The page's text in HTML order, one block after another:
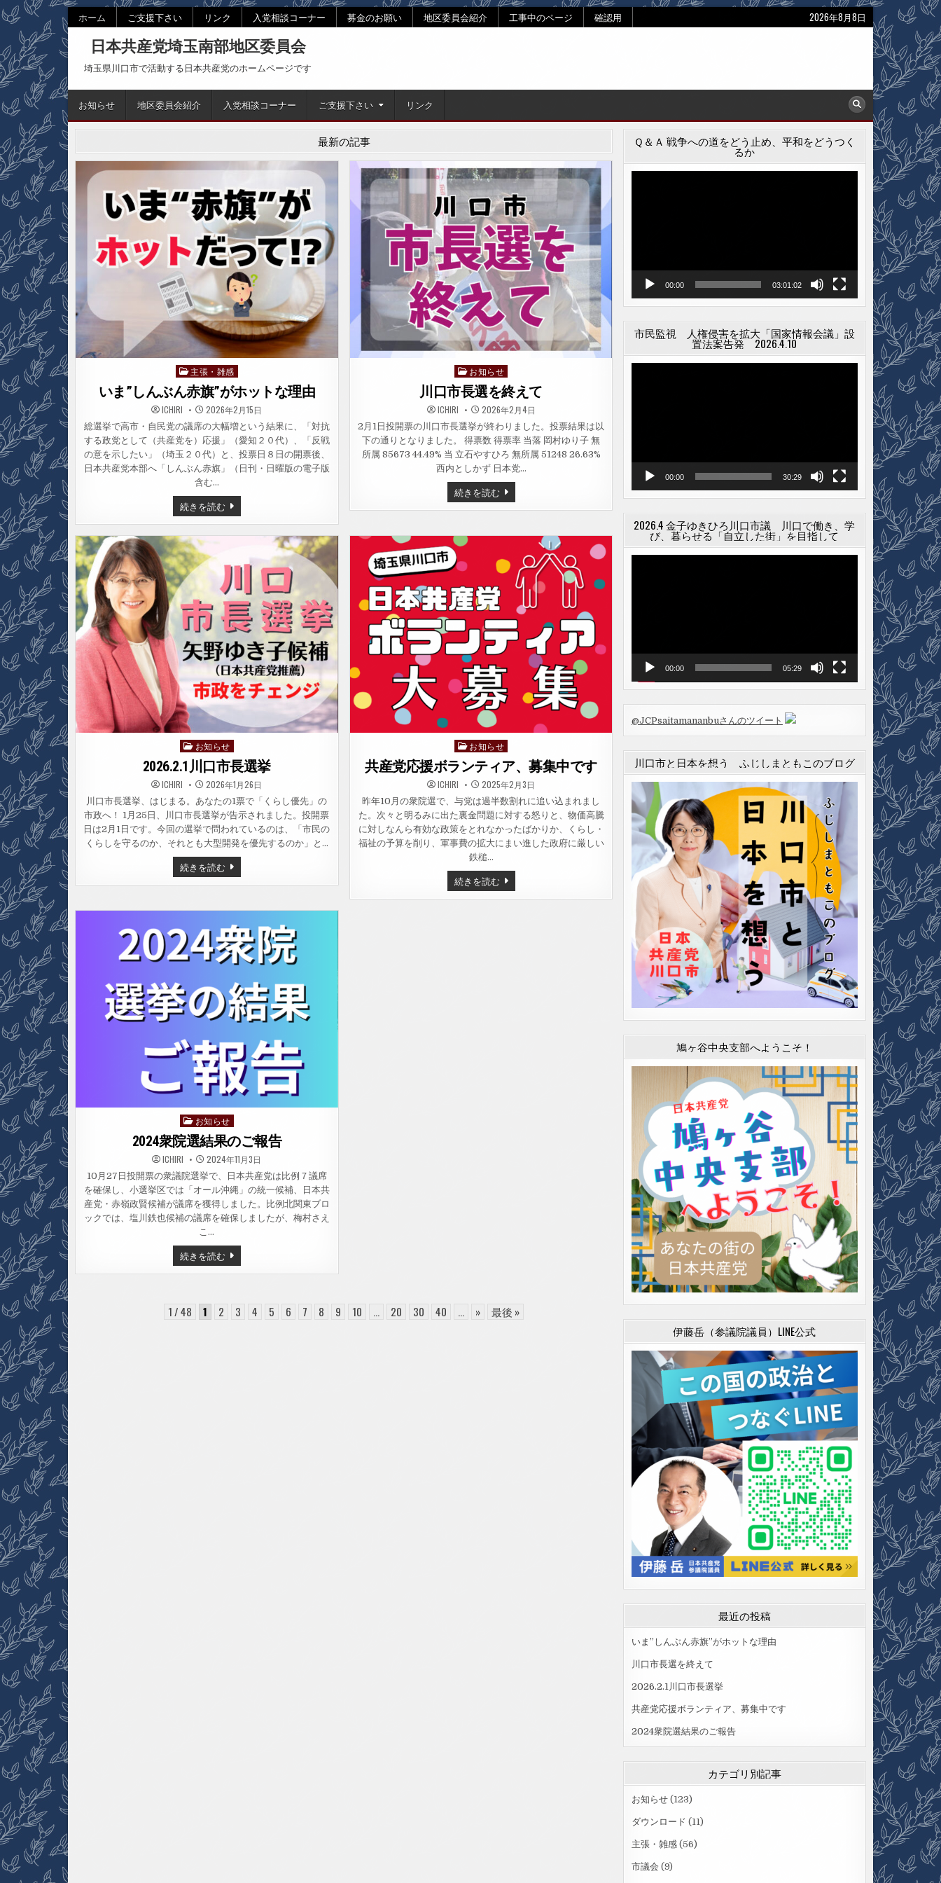
Skip
content
ホーム ご支援下さい リンク 入党相談コーナー 募金のお願い 地区委員会紹介 工事中のページ 確認用 2026年8月8日
日本共産党埼玉南部地区委員会
埼玉県川口市で活動する日本共産党のホームページです
お知らせ 地区委員会紹介 入党相談コーナー ご支援下さい リンク
最新の記事
Posted
in
主張・雑感
いま”しんぶん赤旗”がホットな理由
ICHIRI 2026年2月15日
総選挙で高市・自民党の議席の大幅増という結果に、「対抗
する政党として（共産党を）応援」（愛知２０代）、「反戦
の意を示したい」（埼玉２０代）と、投票日８日の開票後、
日本共産党本部へ「しんぶん赤旗」（日刊・日曜版の電子版
含む…
続きを読むい
ま”し
ん
ぶ
ホ
ッ
ト
な
理
由
Posted
in
お知らせ
川口市長選を終えて
ICHIRI 2026年2月4日
2月1日投開票の川口市長選挙が終わりました。投票結果は以
下の通りとなりました。 得票数 得票率 当落 岡村ゆり子 無
所属 85673 44.49% 当 立石やすひろ 無所属 51248 26.63%
西内としかず 日本党…
続きを読む川
口
市
を
え
て
Posted
in
お知らせ
2026.2.1川口市長選挙
ICHIRI 2026年1月26日
川口市長選挙、はじまる。あなたの1票で「くらし優先」の
市政へ！ 1月25日、川口市長選挙が告示されました。投開票
日は2月1日です。今回の選挙で問われているのは、「市民の
くらしを守るのか、それとも大型開発を優先するのか」と…
続きを読む2026.2.1
川
口
選
Posted
in
お知らせ
共産党応援ボランティア、募集中です
ICHIRI 2025年2月3日
昨年10月の衆院選で、与党は過半数割れに追い込まれまし
た。次々と明るみに出た裏金問題に対する怒りと、物価高騰
に対しなんら有効な政策をとれなかったばかりか、くらし・
福祉の予算を削り、軍事費の拡大にまい進した政府に厳しい
鉄槌…
続きを読む共
産
党
Posted
in
お知らせ
2024衆院選結果のご報告
ICHIRI 2024年11月3日
10月27日投開票の衆議院選挙で、日本共産党は比例７議席
を確保し、小選挙区では「オール沖縄」の統一候補、日本共
産党・赤嶺政賢候補が議席を獲得しました。比例北関東ブロ
ックでは、塩川鉄也候補の議席を確保しましたが、梅村さえ
こ…
続きを読む2024
衆
院
1 / 48 1 2 3 4 5 6 7 8 9 10 ... 20 30 40 ... » 最後 »
Ｑ＆Ａ 戦争への道をどう止め、平和をどうつく
るか
00:00 03:01:02
市民監視 人権侵害を拡大「国家情報会議」設
置法案告発 2026.4.10
00:00 30:29
2026.4 金子ゆきひろ川口市議 川口で働き、学
び、暮らせる「自立した街」を目指して
00:00 05:29
@JCPsaitamananbuさんのツイート
川口市と日本を想う ふじしまともこのブログ
鳩ヶ谷中央支部へようこそ！
伊藤岳（参議院議員）LINE公式
最近の投稿
いま”しんぶん赤旗”がホットな理由
川口市長選を終えて
2026.2.1川口市長選挙
共産党応援ボランティア、募集中です
2024衆院選結果のご報告
カテゴリ別記事
お知らせ(123)
ダウンロード (11)
主張・雑感(56)
市議会 (9)